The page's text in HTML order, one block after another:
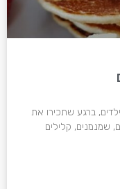
ברגע שתכירו את
שמנמנים, קלילים